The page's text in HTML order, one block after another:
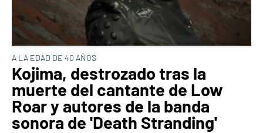
A LA EDAD DE 40 AÑOS
Kojima, destrozado tras la
muerte del cantante de Low
Roar y autores de la banda
sonora de 'Death Stranding'